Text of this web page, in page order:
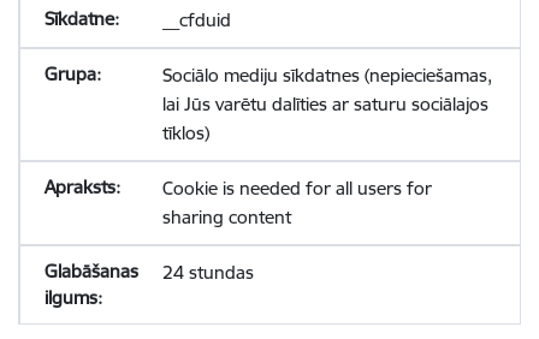
__cfduid
Sociālo mediju sīkdatnes (nepieciešamas,
lai Jūs varētu dalīties ar saturu sociālajos
tīklos)
Cookie is needed for all users for
sharing content
24 stundas